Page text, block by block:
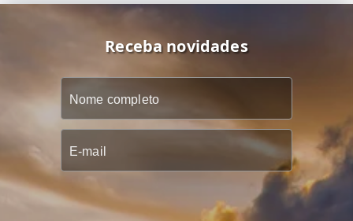
Receba novidades